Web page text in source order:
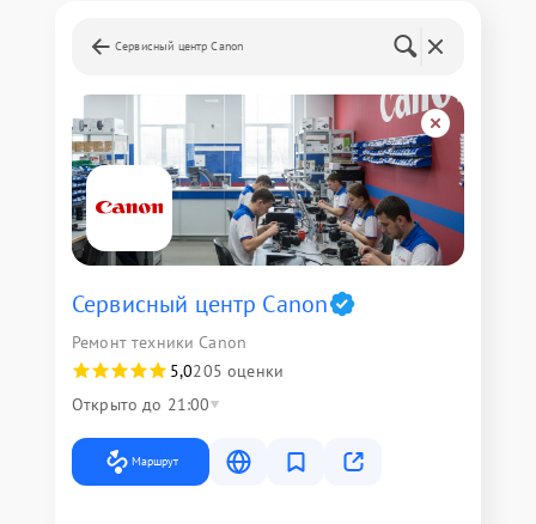
Сервисный центр Canon
Сервисный центр Canon
Ремонт техники Canon
5,0205 оценки
Открыто до 21:00
Маршрут